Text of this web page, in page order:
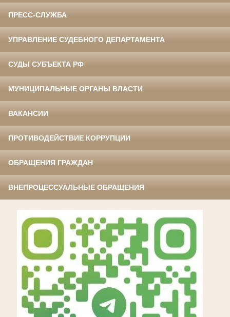
ПРЕСС-СЛУЖБА
УПРАВЛЕНИЕ СУДЕБНОГО ДЕПАРТАМЕНТА
СУДЫ СУБЪЕКТА РФ
МУНИЦИПАЛЬНЫЕ ОРГАНЫ ВЛАСТИ
ВАКАНСИИ
ПРОТИВОДЕЙСТВИЕ КОРРУПЦИИ
ОБРАЩЕНИЯ ГРАЖДАН
ВНЕПРОЦЕССУАЛЬНЫЕ ОБРАЩЕНИЯ